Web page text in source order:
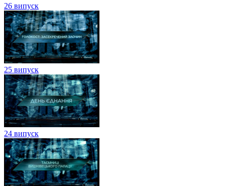
26 випуск
25 випуск
24 випуск